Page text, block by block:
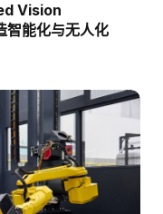
Vision
能化与无人化